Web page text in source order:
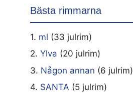
Bästa rimmarna
1. ml (33 julrim)
2. Ylva (20 julrim)
3. Någon annan (6 julrim)
4. SANTA (5 julrim)